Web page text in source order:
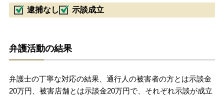
逮捕なし 示談成立
弁護活動の結果
弁護士の丁寧な対応の結果、通行人の被害者の方とは示談金
20万円、被害店舗とは示談金20万円で、それぞれ示談が成立